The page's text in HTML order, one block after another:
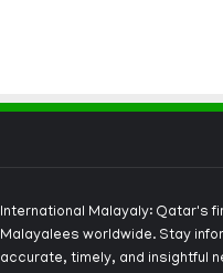
International Malayaly: Qatar's
Malayalees worldwide. Stay
accurate, timely, and insightful